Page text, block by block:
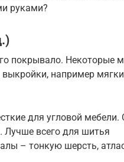
руками?
покрывало. Некоторые
например
для угловой мебели.
Лучше всего для шитья
– тонкую шерсть,